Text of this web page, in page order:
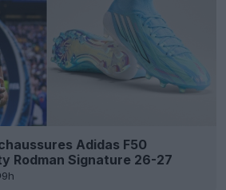
Adidas F50
Rodman Signature 26-27
9h